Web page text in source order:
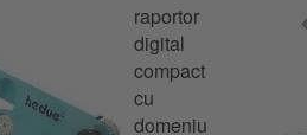
raportor
digital
compact
cu
domeniu